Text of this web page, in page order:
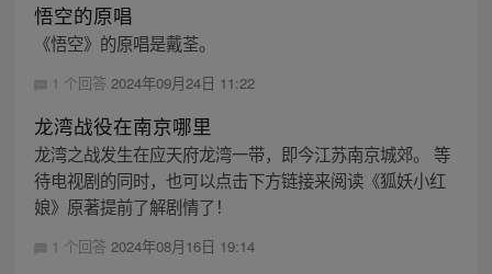
悟空的原唱
《悟空》的原唱是戴荃。
1 个回答 2024年09月24日 11:22
龙湾战役在南京哪里
龙湾之战发生在应天府龙湾一带，即今江苏南京城郊。 等
待电视剧的同时，也可以点击下方链接来阅读《狐妖小红
娘》原著提前了解剧情了！
1 个回答 2024年08月16日 19:14